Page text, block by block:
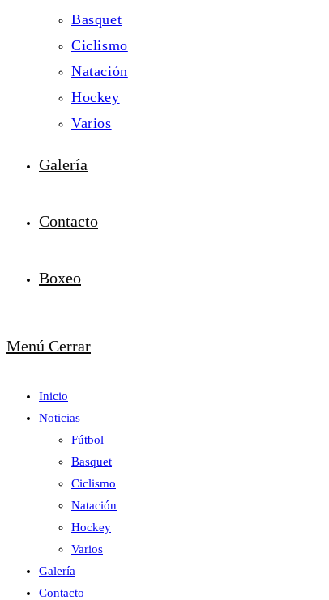
Basquet
Ciclismo
Natación
Hockey
Varios
Galería
Contacto
Boxeo
Menú Cerrar
Inicio
Noticias
Fútbol
Basquet
Ciclismo
Natación
Hockey
Varios
Galería
Contacto